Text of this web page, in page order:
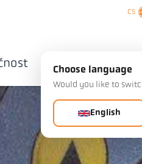
CS
Choose language
Would you like to
English